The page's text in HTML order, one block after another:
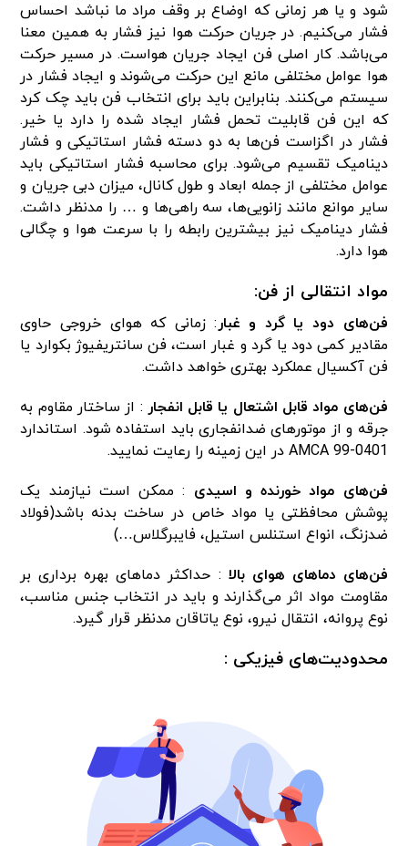
شود و یا هر زمانی که اوضاع بر وقف مراد ما نباشد احساس
فشار می‌کنیم. در جریان حرکت هوا نیز فشار به همین معنا
می‌باشد. کار اصلی فن ایجاد جریان هواست. در مسیر حرکت
هوا عوامل مختلفی مانع این حرکت می‌شوند و ایجاد فشار در
سیستم می‌کنند. بنابراین باید برای انتخاب فن باید چک کرد
که این فن قابلیت تحمل فشار ایجاد شده را دارد یا خیر.
فشار در اگزاست فن‌ها به دو دسته فشار استاتیکی و فشار
دینامیک تقسیم می‌شود. برای محاسبه فشار استاتیکی باید
عوامل مختلفی از جمله ابعاد و طول کانال، میزان دبی جریان و
سایر موانع مانند زانویی‌ها، سه راهی‌ها و … را مدنظر داشت.
فشار دینامیک نیز بیشترین رابطه را با سرعت هوا و چگالی
هوا دارد.
مواد انتقالی از فن:
فن‌های دود یا گرد و غبار : زمانی که هوای خروجی حاوی
مقادیر کمی دود یا گرد و غبار است، فن سانتریفیوژ بکوارد یا
فن آکسیال عملکرد بهتری خواهد داشت.
فن‌های مواد قابل اشتعال یا قابل انفجار : از ساختار مقاوم به
جرقه و از موتورهای ضدانفجاری باید استفاده شود. استاندارد
AMCA 99-0401 در این زمینه را رعایت نمایید.
فن‌های مواد خورنده و اسیدی : ممکن است نیازمند یک
پوشش محافظتی یا مواد خاص در ساخت بدنه باشد(فولاد
ضدزنگ، انواع استنلس استیل، فایبرگلاس…)
فن‌های دماهای هوای بالا : حداکثر دماهای بهره برداری بر
مقاومت مواد اثر می‌گذارند و باید در انتخاب جنس مناسب،
نوع پروانه، انتقال نیرو، نوع یاتاقان مدنظر قرار گیرد.
محدودیت‌های فیزیکی :